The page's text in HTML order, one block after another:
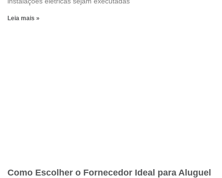
Leia mais »
Como Escolher o Fornecedor Ideal para Aluguel